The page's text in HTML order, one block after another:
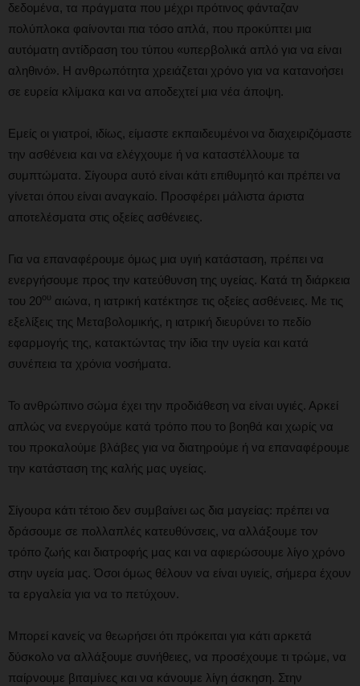
δεδομένα, τα πράγματα που μέχρι πρότινος φάνταζαν
πολύπλοκα φαίνονται πια τόσο απλά, που προκύπτει μια
αυτόματη αντίδραση του τύπου «υπερβολικά απλό για να είναι
αληθινό». Η ανθρωπότητα χρειάζεται χρόνο για να κατανοήσει
σε ευρεία κλίμακα και να αποδεχτεί μια νέα άποψη.
Εμείς οι γιατροί, ιδίως, είμαστε εκπαιδευμένοι να διαχειριζόμαστε
την ασθένεια και να ελέγχουμε ή να καταστέλλουμε τα
συμπτώματα. Σίγουρα αυτό είναι κάτι επιθυμητό και πρέπει να
γίνεται όπου είναι αναγκαίο. Προσφέρει μάλιστα άριστα
αποτελέσματα στις οξείες ασθένειες.
Για να επαναφέρουμε όμως μια υγιή κατάσταση, πρέπει να
ενεργήσουμε προς την κατεύθυνση της υγείας. Κατά τη διάρκεια
του 20ου αιώνα, η ιατρική κατέκτησε τις οξείες ασθένειες. Με τις
εξελίξεις της Μεταβολομικής, η ιατρική διευρύνει το πεδίο
εφαρμογής της, κατακτώντας την ίδια την υγεία και κατά
συνέπεια τα χρόνια νοσήματα.
Το ανθρώπινο σώμα έχει την προδιάθεση να είναι υγιές. Αρκεί
απλώς να ενεργούμε κατά τρόπο που το βοηθά και χωρίς να
του προκαλούμε βλάβες για να διατηρούμε ή να επαναφέρουμε
την κατάσταση της καλής μας υγείας.
Σίγουρα κάτι τέτοιο δεν συμβαίνει ως δια μαγείας: πρέπει να
δράσουμε σε πολλαπλές κατευθύνσεις, να αλλάξουμε τον
τρόπο ζωής και διατροφής μας και να αφιερώσουμε λίγο χρόνο
στην υγεία μας. Όσοι όμως θέλουν να είναι υγιείς, σήμερα έχουν
τα εργαλεία για να το πετύχουν.
Μπορεί κανείς να θεωρήσει ότι πρόκειται για κάτι αρκετά
δύσκολο να αλλάξουμε συνήθειες, να προσέχουμε τι τρώμε, να
παίρνουμε βιταμίνες και να κάνουμε λίγη άσκηση. Στην